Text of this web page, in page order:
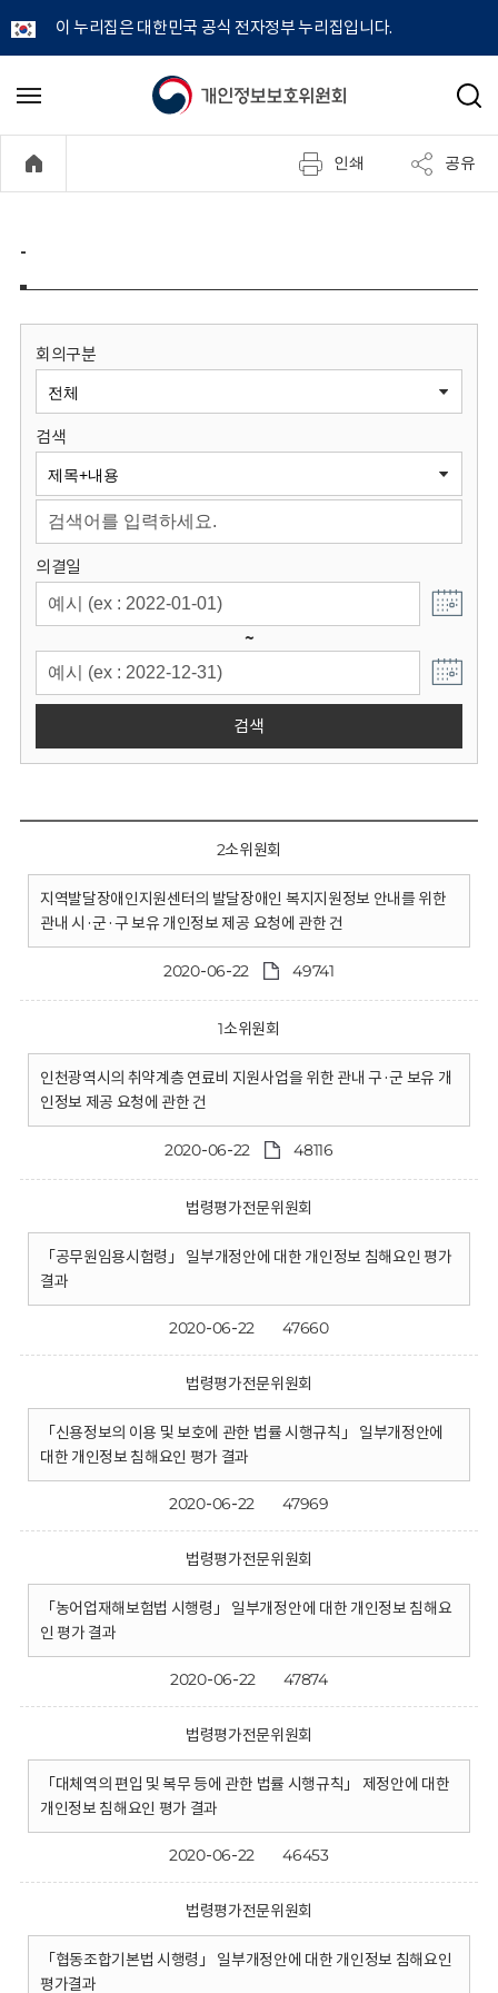
이 누리집은 대한민국 공식 전자정부 누리집입니다.
개
정
보
원
회
메
기
검
인쇄 공유
-
회의구분
검색
의결일
~
검색
2소위원회
지역발달장애인지원센터의 발달장애인 복지지원정보 안내를 위한
관내 시·군·구 보유 개인정보 제공 요청에 관한 건
2020-06-22 49741
1소위원회
인천광역시의 취약계층 연료비 지원사업을 위한 관내 구·군 보유 개
인정보 제공 요청에 관한 건
2020-06-22 48116
법령평가전문위원회
「공무원임용시험령」 일부개정안에 대한 개인정보 침해요인 평가
결과
2020-06-22 47660
법령평가전문위원회
「신용정보의 이용 및 보호에 관한 법률 시행규칙」 일부개정안에
대한 개인정보 침해요인 평가 결과
2020-06-22 47969
법령평가전문위원회
「농어업재해보험법 시행령」 일부개정안에 대한 개인정보 침해요
인 평가 결과
2020-06-22 47874
법령평가전문위원회
「대체역의 편입 및 복무 등에 관한 법률 시행규칙」 제정안에 대한
개인정보 침해요인 평가 결과
2020-06-22 46453
법령평가전문위원회
「협동조합기본법 시행령」 일부개정안에 대한 개인정보 침해요인
평가결과